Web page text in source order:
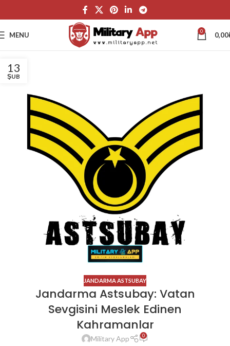
MENU 0 0,00
13
ŞUB
JANDARMA ASTSUBAY
Jandarma Astsubay: Vatan
Sevgisini Meslek Edinen
Kahramanlar
Military App 0